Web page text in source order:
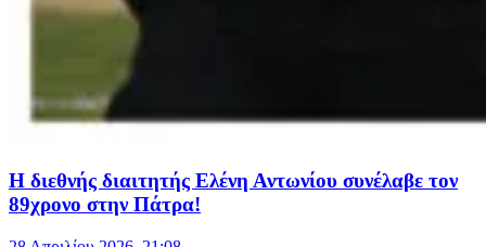
Η διεθνής διαιτητής Ελένη Αντωνίου συνέλαβε τον
89χρονο στην Πάτρα!